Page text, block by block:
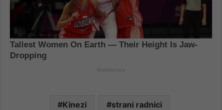
Kinezi strani radnici